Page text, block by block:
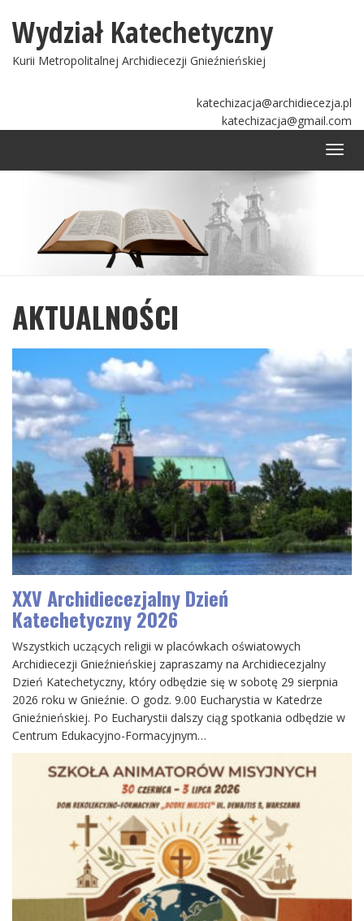
Wydział Katechetyczny
Kurii Metropolitalnej Archidiecezji Gnieźnieńskiej
katechizacja@archidiecezja.pl
katechizacja@gmail.com
AKTUALNOŚCI
XXV Archidiecezjalny Dzień
Katechetyczny 2026
Wszystkich uczących religii w placówkach oświatowych
Archidiecezji Gnieźnieńskiej zapraszamy na Archidiecezjalny
Dzień Katechetyczny, który odbędzie się w sobotę 29 sierpnia
2026 roku w Gnieźnie. O godz. 9.00 Eucharystia w Katedrze
Gnieźnieńskiej. Po Eucharystii dalszy ciąg spotkania odbędzie w
Centrum Edukacyjno-Formacyjnym…